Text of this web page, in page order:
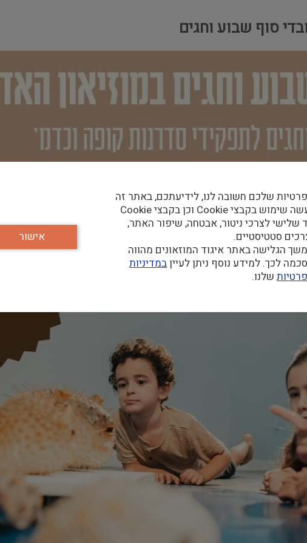
סוף שבוע וחגים
שלכם חשובה לנו, לידיעתכם, באתר זה
נעשה שימוש בקבצי Cookie וכן בקבצי Cookie
שלישי לצרכי ניטור, אבטחה, שיפור האתר,
סטטיסטיים.
הגלישה באתר איגוד המוזאונים מהווה
לכך. למידע נוסף ניתן לעייןבמדיניות
שלנו.
אישור